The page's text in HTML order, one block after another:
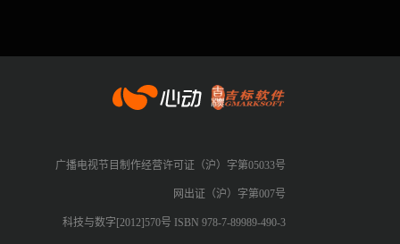
广播电视节目制作经营许可证（沪）字第05033号
网出证（沪）字第007号
科技与数字[2012]570号 ISBN 978-7-89989-490-3
心动网络